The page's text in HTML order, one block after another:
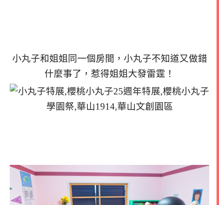
小丸子和姐姐同一個房間，小丸子不知道又做錯
什麼事了，惹得姐姐大發雷霆！